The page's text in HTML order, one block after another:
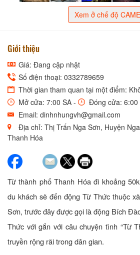
Xem ở chế độ
Giới thiệu
Giá: Đang cập nhật
Số điện thoại: 0332789659
Thời gian tham quan tại một điểm:
Mở cửa: 7:00 SA -
Đóng cửa: 6:00
Email: dinhnhungvh@gmail.com
Địa chỉ: Thị Trấn Nga Sơn, Huyện
Thanh Hóa
Từ thành phố Thanh Hóa đi khoảng
du khách sẽ đến động Từ Thức thuộc
Sơn, trước đây được gọi là động Bích
Thức với gắn với câu chuyện tình “Từ
truyền rộng rãi trong dân gian.